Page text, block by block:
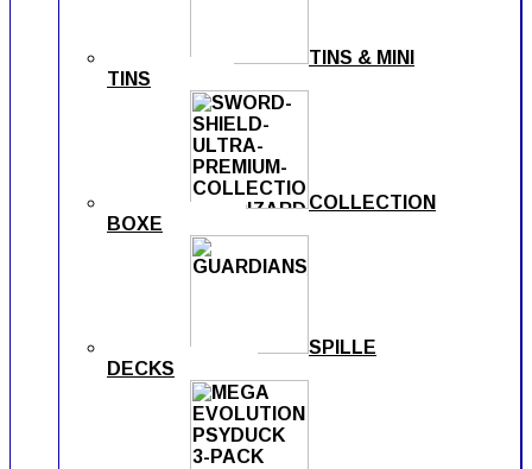
TINS & MINI
TINS
COLLECTION
BOXE
SPILLE
DECKS